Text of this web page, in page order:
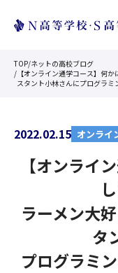
TOP/ネットの高校ブログ
/ 【オンライン通学コース】何
スタント小林さんにプログラミ
2022.02.15 オンライ
【オンライ
ラーメン大
タ
プログラミ